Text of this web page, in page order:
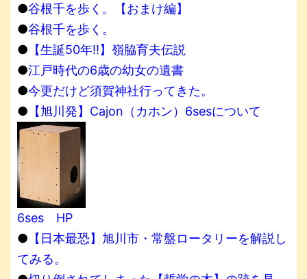
●谷根千を歩く。【おまけ編】
●谷根千を歩く。
● 【生誕50年!!】嶺脇育夫伝説
●江戸時代の6歳の幼女の遺書
●今更だけど須賀神社行ってきた。
● 【旭川発】Cajon（カホン）6sesについて
6ses HP
● 【日本最恐】旭川市・常盤ロータリーを解説し
てみる。